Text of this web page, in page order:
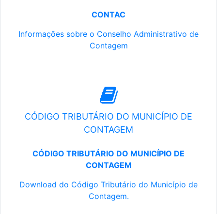
CONTAC
Informações sobre o Conselho Administrativo de
Contagem
CÓDIGO TRIBUTÁRIO DO MUNICÍPIO DE
CONTAGEM
CÓDIGO TRIBUTÁRIO DO MUNICÍPIO DE
CONTAGEM
Download do Código Tributário do Município de
Contagem.